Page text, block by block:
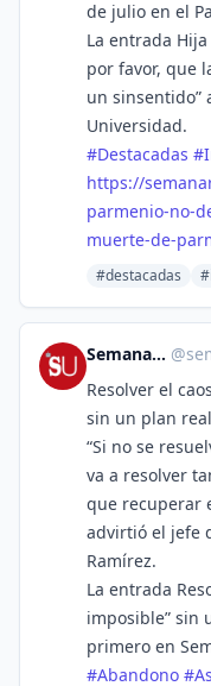
de julio en el
La entrada
por favor, que
un sinsentido”
Universidad.
#Destacadas #
https://
parmenio-no-
muerte-de-
#destacadas
Semanario Universidad @
Resolver el
sin un plan
“Si no se
va a resolver
que recuperar
advirtió el jefe
Ramírez.
La entrada
imposible” sin
primero en
#Abandono #